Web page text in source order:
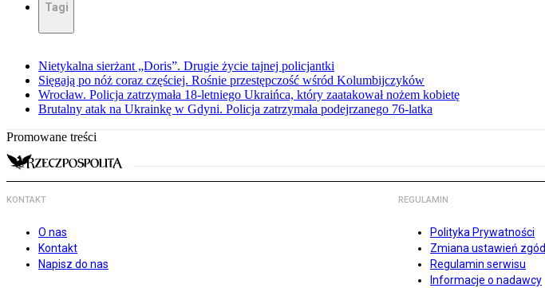
Tagi
Nietykalna sierżant „Doris”. Drugie życie tajnej policjantki
Sięgają po nóż coraz częściej. Rośnie przestępczość wśród Kolumbijczyków
Wrocław. Policja zatrzymała 18-letniego Ukraińca, który zaatakował nożem kobietę
Brutalny atak na Ukrainkę w Gdyni. Policja zatrzymała podejrzanego 76-latka
Promowane treści
KONTAKT
O nas
Kontakt
Napisz do nas
REGULAMIN
Polityka Prywatności
Zmiana ustawień zgód
Regulamin serwisu
Informacje o nadawcy